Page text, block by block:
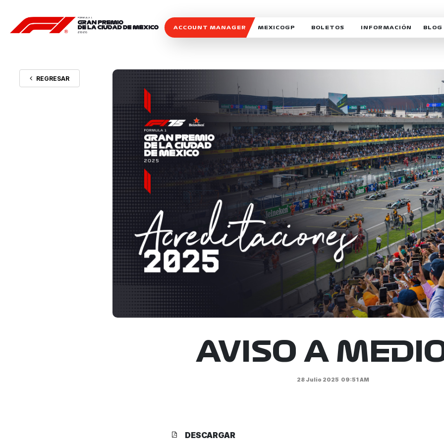
ACCOUNT MANAGER MEXICOGP
CELEBRA CON NOSOTROS
BOLETOS INFORMACIÓN
DERECHO DE PRIMERA
REFORESTEMOS
MOTORSPORT
VOLUNTARIOS
EXPOSICIÓN
CAMPEONATO
PATROCINADORES
LEGALES
BLOG
REGRESAR
AVISO A
28 Julio 2025 09:51 AM
DESCARGAR